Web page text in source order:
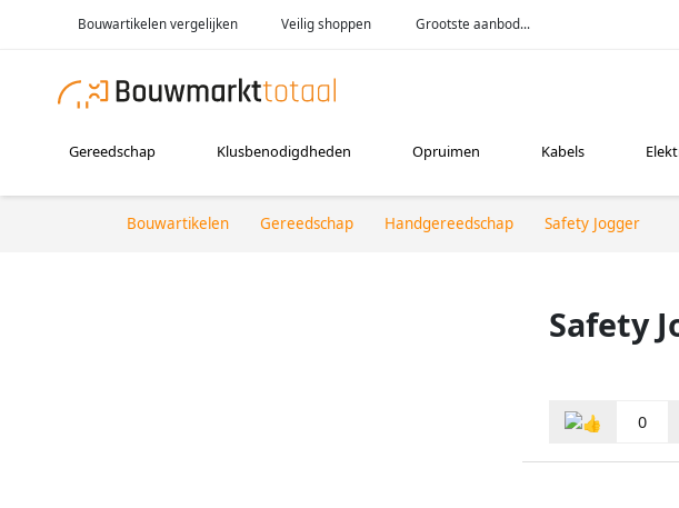
Bouwartikelen vergelijken Veilig shoppen Grootste aanbod...
Gereedschap Klusbenodigdheden Opruimen Kabels
Bouwartikelen Gereedschap Handgereedschap Safety Jogger
Safety
0